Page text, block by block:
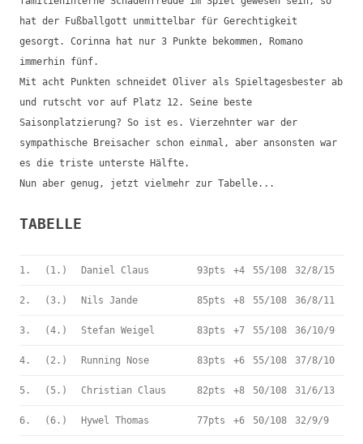
hat der Fußballgott unmittelbar für Gerechtigkeit
gesorgt. Corinna hat nur 3 Punkte bekommen, Romano
immerhin fünf.
Mit acht Punkten schneidet Oliver als Spieltagesbester ab
und rutscht vor auf Platz 12. Seine beste
Saisonplatzierung? So ist es. Vierzehnter war der
sympathische Breisacher schon einmal, aber ansonsten war
es die triste unterste Hälfte.
Nun aber genug, jetzt vielmehr zur Tabelle...
TABELLE
1. (1.) Daniel Claus 93pts +4 55/108 32/8/15
2. (3.) Nils Jande 85pts +8 55/108 36/8/11
3. (4.) Stefan Weigel 83pts +7 55/108 36/10/9
4. (2.) Running Nose 83pts +6 55/108 37/8/10
5. (5.) Christian Claus 82pts +8 50/108 31/6/13
6. (6.) Hywel Thomas 77pts +6 50/108 32/9/9